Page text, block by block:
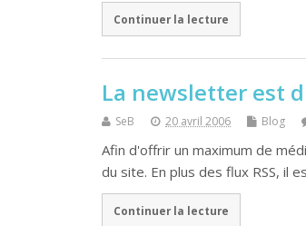
Continuer la lecture
La newsletter est
SeB 20 avril 2006 Blog
Afin d'offrir un maximum de
du site. En plus des flux RSS, il
Continuer la lecture